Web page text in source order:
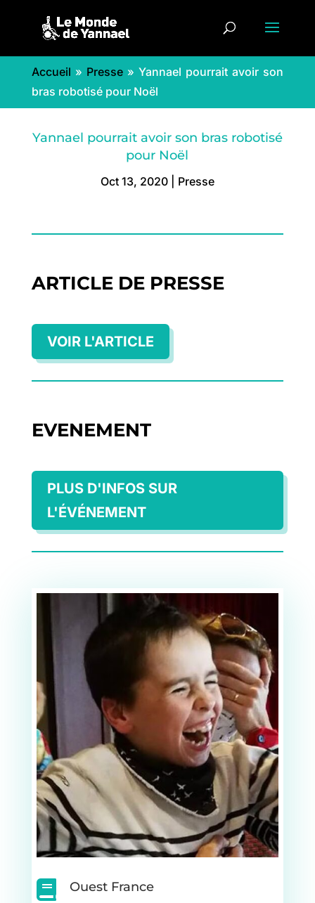
Accueil » Presse»Yannael pourrait avoir son
bras robotisé pour Noël
Yannael pourrait avoir son bras robotisé
pour Noël
Oct 13, 2020| Presse
ARTICLE DE PRESSE
VOIR L'ARTICLE
EVENEMENT
PLUS D'INFOS SUR
L'ÉVÉNEMENT
 Ouest France